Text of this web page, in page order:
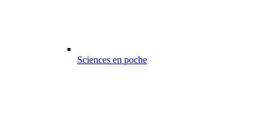
Sciences en poche